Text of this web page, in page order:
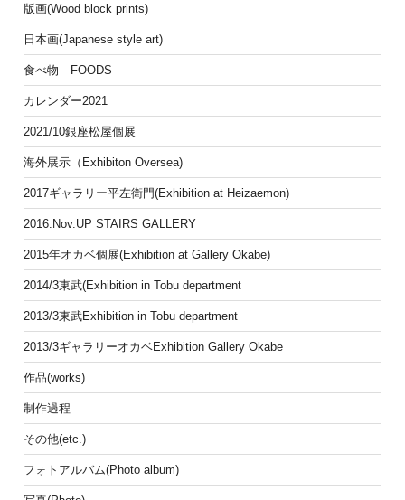
版画(Wood block prints)
日本画(Japanese style art)
食べ物 FOODS
カレンダー2021
2021/10銀座松屋個展
海外展示（Exhibiton Oversea)
2017ギャラリー平左衛門(Exhibition at Heizaemon)
2016.Nov.UP STAIRS GALLERY
2015年オカベ個展(Exhibition at Gallery Okabe)
2014/3東武(Exhibition in Tobu department
2013/3東武Exhibition in Tobu department
2013/3ギャラリーオカベExhibition Gallery Okabe
作品(works)
制作過程
その他(etc.)
フォトアルバム(Photo album)